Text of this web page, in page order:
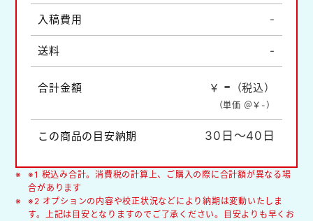
入稿費用 -
送料 -
合計金額 ￥ - （税込）
（単価 ＠￥-）
この商品の目安納期 30日～40日
※1 税込み合計。消費税の計算上、ご購入の際に合計額が異なる場
合があります
※2 オプションの内容や校正状況などにより納期は変動いたしま
す。上記は目安となりますのでご了承ください。目安よりも早くお